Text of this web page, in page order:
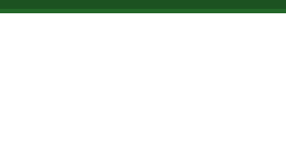
Skip to main content